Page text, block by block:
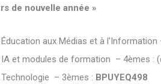
de nouvelle année »
aux Médias et à l'Information
et modules de formation – 4èmes :
– 3èmes : BPUYEQ498